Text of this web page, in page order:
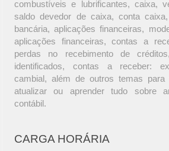
combustíveis e lubrificantes, caixa,
saldo devedor de caixa, conta
bancária, aplicações financeiras,
aplicações financeiras, contas a
perdas no recebimento de
identificados, contas a receber:
cambial, além de outros temas
atualizar ou aprender tudo sobre
contábil.
CARGA HORÁRIA